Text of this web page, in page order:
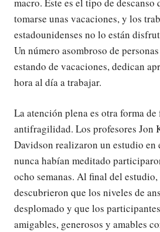
tomarse unas vacaciones, y los
estadounidenses no lo están
Un número asombroso de
estando de vacaciones, dedican
hora al día a trabajar.
La atención plena es otra forma
antifragilidad. Los profesores Jon
Davidson realizaron un estudio en
nunca habían meditado
ocho semanas. Al final del
descubrieron que los niveles de
desplomado y que los
amigables, generosos y amables